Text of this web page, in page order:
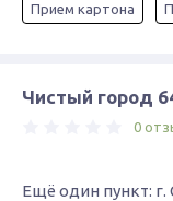
Прием картона
Чистый город
0
Ещё один пункт: г.